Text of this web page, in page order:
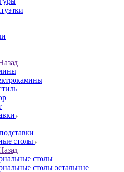
столы
столы
столы остальные